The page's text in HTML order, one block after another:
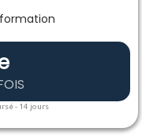
- 14 jours